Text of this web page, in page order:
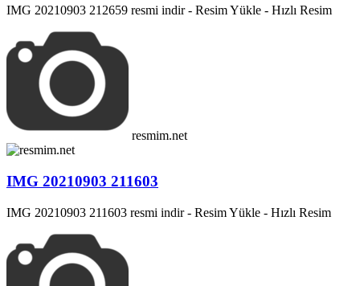
IMG 20210903 212659 resmi indir - Resim Yükle - Hızlı Resim
resmim.net
IMG 20210903 211603
IMG 20210903 211603 resmi indir - Resim Yükle - Hızlı Resim